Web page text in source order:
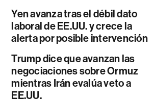
Yen avanza tras el débil dato
laboral de EE.UU. y crece la
alerta por posible intervención
Trump dice que avanzan las
negociaciones sobre Ormuz
mientras Irán evalúa veto a
EE.UU.